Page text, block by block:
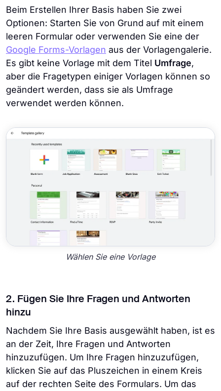
Beim Erstellen Ihrer Basis haben Sie zwei
Optionen: Starten Sie von Grund auf mit einem
leeren Formular oder verwenden Sie eine der
Google Forms-Vorlagen aus der Vorlagengalerie.
Es gibt keine Vorlage mit dem Titel Umfrage,
aber die Fragetypen einiger Vorlagen können so
geändert werden, dass sie als Umfrage
verwendet werden können.
Wählen Sie eine Vorlage
2. Fügen Sie Ihre Fragen und Antworten
hinzu
Nachdem Sie Ihre Basis ausgewählt haben, ist es
an der Zeit, Ihre Fragen und Antworten
hinzuzufügen. Um Ihre Fragen hinzuzufügen,
klicken Sie auf das Pluszeichen in einem Kreis
auf der rechten Seite des Formulars. Um das